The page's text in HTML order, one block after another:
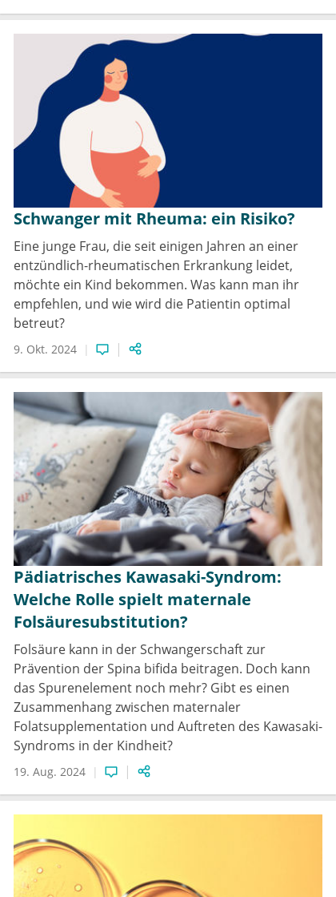
Schwanger mit Rheuma: ein Risiko?
Eine junge Frau, die seit einigen Jahren an einer
entzündlich-rheumatischen Erkrankung leidet,
möchte ein Kind bekommen. Was kann man ihr
empfehlen, und wie wird die Patientin optimal
betreut?
9. Okt. 2024
Pädiatrisches Kawasaki-Syndrom:
Welche Rolle spielt maternale
Folsäuresubstitution?
Folsäure kann in der Schwangerschaft zur
Prävention der Spina bifida beitragen. Doch kann
das Spurenelement noch mehr? Gibt es einen
Zusammenhang zwischen maternaler
Folatsupplementation und Auftreten des Kawasaki-
Syndroms in der Kindheit?
19. Aug. 2024